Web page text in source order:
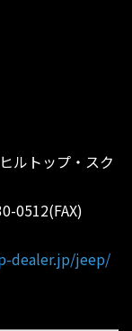
ルトップ・スク
0512(FAX)
dealer.jp/jeep/